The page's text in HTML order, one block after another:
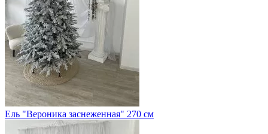
Ель "Вероника заснеженная" 270 см